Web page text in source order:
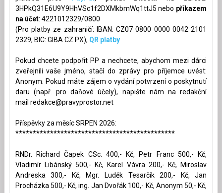
3HPkQ31E6U9Y9HhVSc1f2DXMkbmWq1ttJ5 nebo příkazem
na účet: 4221012329/0800
(Pro platby ze zahraničí: IBAN: CZ07 0800 0000 0042 2101
2329, BIC: GIBA CZ PX), QR platby
Pokud chcete podpořit PP a nechcete, abychom mezi dárci
zveřejnili vaše jméno, stačí do zprávy pro příjemce uvést:
Anonym. Pokud máte zájem o vydání potvrzení o poskytnutí
daru (např. pro daňové účely), napište nám na redakční
mail redakce@pravyprostor.net
Příspěvky za měsíc SRPEN 2026:
**********************************************
RNDr. Richard Čapek CSc. 400,- Kč, Petr Franc 500,- Kč,
Vladimír Libánský 500,- Kč, Karel Vávra 200,- Kč, Miroslav
Andreska 300,- Kč, Mgr. Luděk Tesarčík 200,- Kč, Jan
Procházka 500,- Kč, ing. Jan Dvořák 100,- Kč, Anonym 50,- Kč,